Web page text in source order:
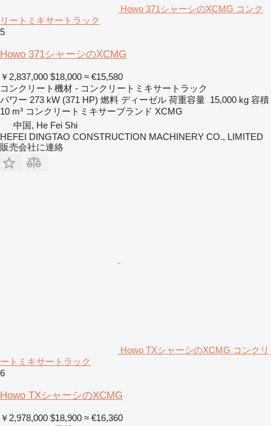
Howo 371シャーシのXCMG コンク
リートミキサートラック
5
Howo 371シャーシのXCMG
￥2,837,000 $18,000 ≈ €15,580
コンクリート機材 - コンクリートミキサートラック
パワー 273 kW (371 HP) 燃料 ディーゼル 荷重容量 15,000 kg 容積
10 m³ コンクリートミキサーブランド XCMG
中国, He Fei Shi
HEFEI DINGTAO CONSTRUCTION MACHINERY CO., LIMITED
販売会社に連絡
Howo TXシャーシのXCMG コンクリ
ートミキサートラック
6
Howo TXシャーシのXCMG
￥2,978,000 $18,900 ≈ €16,360